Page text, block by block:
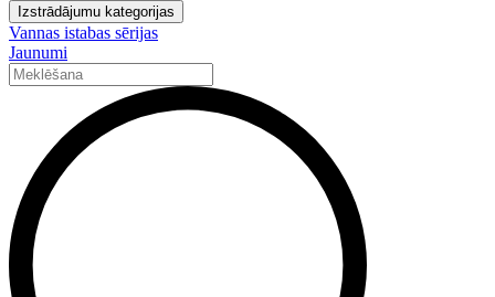
Izstrādājumu kategorijas
Vannas istabas sērijas
Jaunumi